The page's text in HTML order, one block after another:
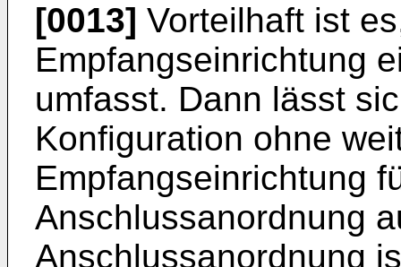
[0013] Vorteilhaft ist
Empfangseinrichtung
umfasst. Dann lässt
Konfiguration ohne
Empfangseinrichtung
Anschlussanordnung
Anschlussanordnung